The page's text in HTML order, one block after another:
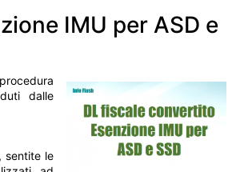
IMU per ASD e
dalle
sentite le
il lavoro dei professionisti. In
ricerche rapide e salvare i contenuti di
crediti formativi. La partecipazione è